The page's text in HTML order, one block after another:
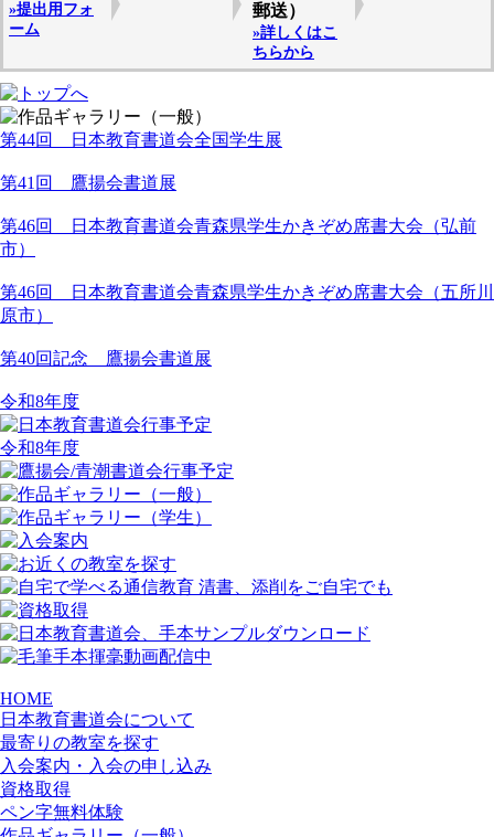
»提出用フォ
ーム
郵送）
»詳しくはこ
ちらから
第44回 日本教育書道会全国学生展
第41回 鷹揚会書道展
第46回 日本教育書道会青森県学生かきぞめ席書大会（弘前
市）
第46回 日本教育書道会青森県学生かきぞめ席書大会（五所川
原市）
第40回記念 鷹揚会書道展
令和8年度
令和8年度
HOME
日本教育書道会について
最寄りの教室を探す
入会案内・入会の申し込み
資格取得
ペン字無料体験